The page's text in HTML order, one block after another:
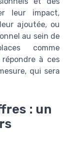
leur impact,
ajoutée, ou
au sein de
comme
à ces
qui sera
: un